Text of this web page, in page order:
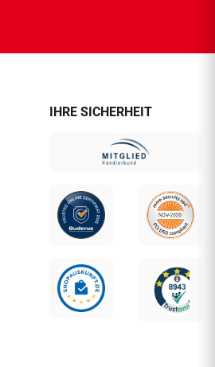
IHRE SICHERHEIT